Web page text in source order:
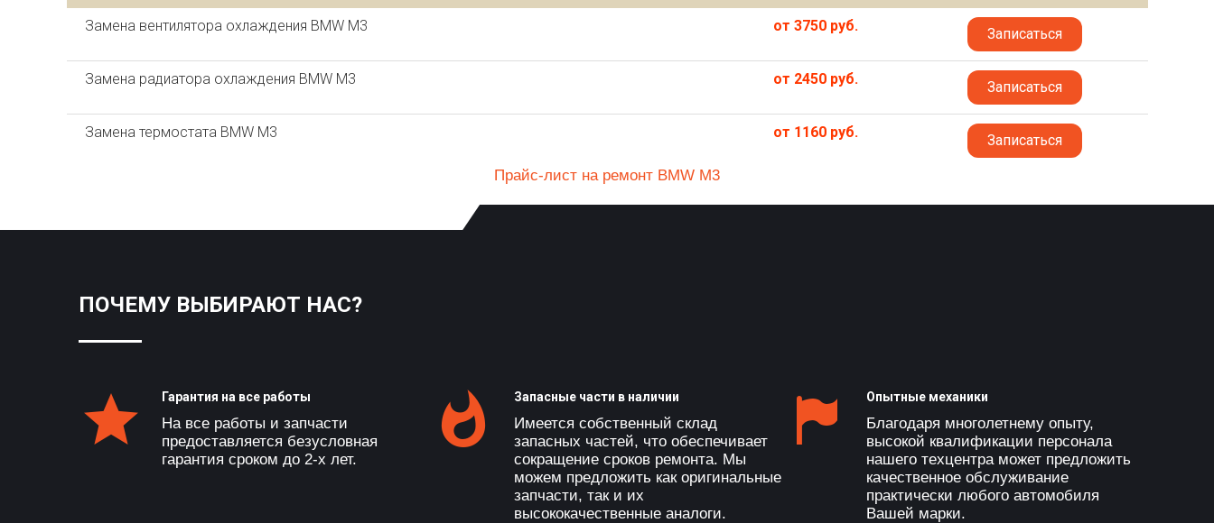
Замена вентилятора охлаждения BMW M3 от 3750 руб. Записаться
Замена радиатора охлаждения BMW M3 от 2450 руб. Записаться
Замена термостата BMW M3 от 1160 руб. Записаться
Прайс-лист на ремонт BMW M3
ПОЧЕМУ ВЫБИРАЮТ НАС?
Гарантия на все работы
На все работы и запчасти
предоставляется безусловная
гарантия сроком до 2-х лет.
Запасные части в наличии
Имеется собственный склад
запасных частей, что обеспечивает
сокращение сроков ремонта. Мы
можем предложить как оригинальные
запчасти, так и их
высококачественные аналоги.
Опытные механики
Благодаря многолетнему опыту,
высокой квалификации персонала
нашего техцентра может предложить
качественное обслуживание
практически любого автомобиля
Вашей марки.